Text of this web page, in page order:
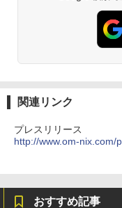
関連リンク
プレスリリース
http://www.om-nix.com/
おすすめ記事